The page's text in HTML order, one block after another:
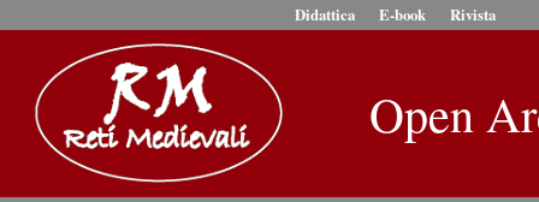
Didattica E-book Rivista
Open